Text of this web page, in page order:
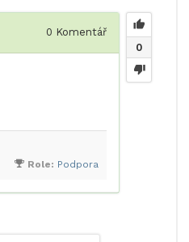
0
0 Komentář
Role: Podpora